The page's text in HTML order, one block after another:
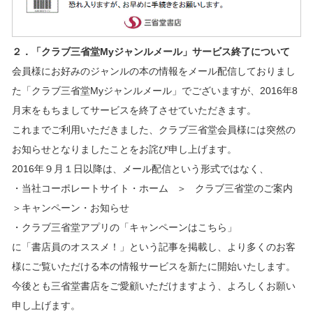
２．「クラブ三省堂Myジャンルメール」サービス終了について
会員様にお好みのジャンルの本の情報をメール配信しておりまし
た「クラブ三省堂Myジャンルメール」でございますが、2016年8
月末をもちましてサービスを終了させていただきます。
これまでご利用いただきました、クラブ三省堂会員様には突然の
お知らせとなりましたことをお詫び申し上げます。
2016年９月１日以降は、メール配信という形式ではなく、
・当社コーポレートサイト・ホーム ＞ クラブ三省堂のご案内
＞キャンペーン・お知らせ
・クラブ三省堂アプリの「キャンペーンはこちら」
に「書店員のオススメ！」という記事を掲載し、より多くのお客
様にご覧いただける本の情報サービスを新たに開始いたします。
今後とも三省堂書店をご愛顧いただけますよう、よろしくお願い
申し上げます。